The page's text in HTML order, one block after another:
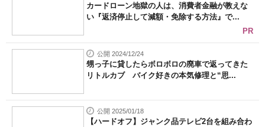
カードローン地獄の人は、消費者金融が教えな
い『返済停止して減額・免除する方法』で...
PR
公開 2024/12/24
甥っ子に貸したらボロボロの廃車で返ってきた
リトルカブ バイク好きの本気修理と“思...
公開 2025/01/18
【ハードオフ】ジャンク品テレビ2台を組み合わ